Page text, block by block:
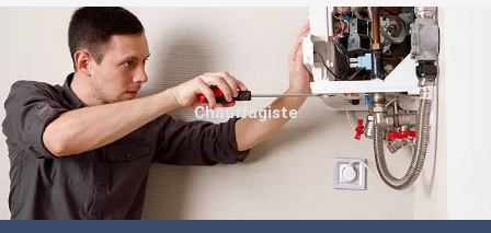
Chauffagiste